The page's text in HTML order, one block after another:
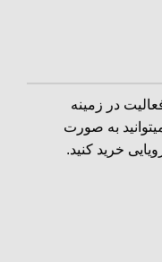
شروع به فعالیت در زمینه
به صورت
خرید کنید.